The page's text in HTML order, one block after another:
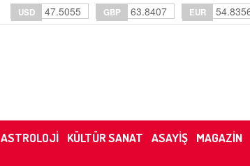
USD 47.5055 GBP 63.8407 EUR
ASTROLOJİ KÜLTÜR SANAT ASAYİŞ MAGAZİN